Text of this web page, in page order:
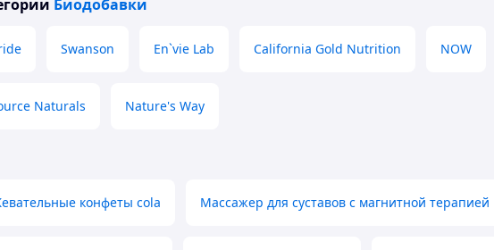
Биодобавки
Swanson En`vie Lab California Gold Nutrition NOW
Naturals Nature's Way
конфеты cola Массажер для суставов с магнитной терапией